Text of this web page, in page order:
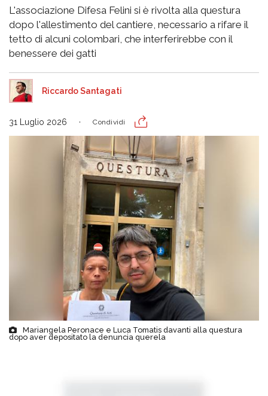
L'associazione Difesa Felini si è rivolta alla questura
dopo l'allestimento del cantiere, necessario a rifare il
tetto di alcuni colombari, che interferirebbe con il
benessere dei gatti
Riccardo Santagati
31 Luglio 2026 Condividi
Mariangela Peronace e Luca Tomatis davanti alla questura
dopo aver depositato la denuncia querela